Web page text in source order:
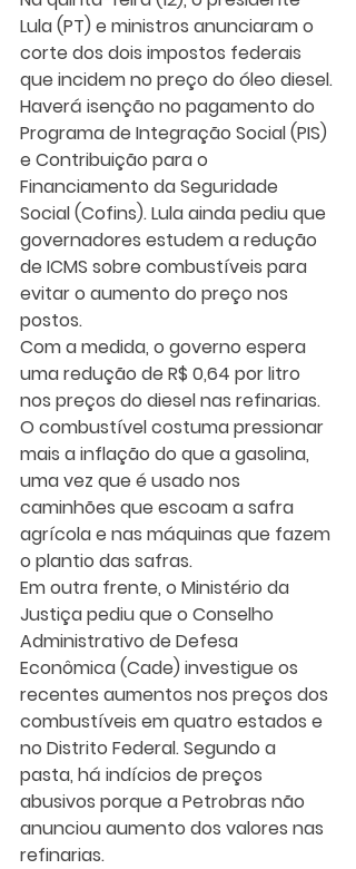
Lula (PT) e ministros anunciaram o
corte dos dois impostos federais
que incidem no preço do óleo diesel.
Haverá isenção no pagamento do
Programa de Integração Social (PIS)
e Contribuição para o
Financiamento da Seguridade
Social (Cofins). Lula ainda pediu que
governadores estudem a redução
de ICMS sobre combustíveis para
evitar o aumento do preço nos
postos.
Com a medida, o governo espera
uma redução de R$ 0,64 por litro
nos preços do diesel nas refinarias.
O combustível costuma pressionar
mais a inflação do que a gasolina,
uma vez que é usado nos
caminhões que escoam a safra
agrícola e nas máquinas que fazem
o plantio das safras.
Em outra frente, o Ministério da
Justiça pediu que o Conselho
Administrativo de Defesa
Econômica (Cade) investigue os
recentes aumentos nos preços dos
combustíveis em quatro estados e
no Distrito Federal. Segundo a
pasta, há indícios de preços
abusivos porque a Petrobras não
anunciou aumento dos valores nas
refinarias.